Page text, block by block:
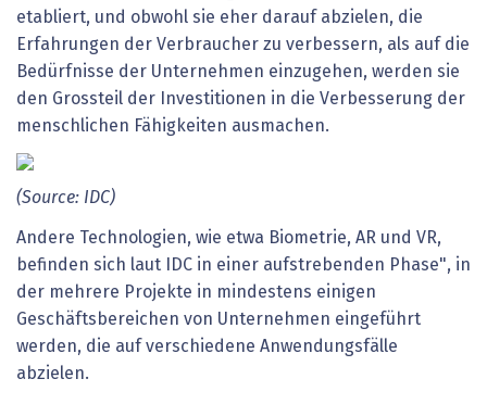
etabliert, und obwohl sie eher darauf abzielen, die
Erfahrungen der Verbraucher zu verbessern, als auf die
Bedürfnisse der Unternehmen einzugehen, werden sie
den Grossteil der Investitionen in die Verbesserung der
menschlichen Fähigkeiten ausmachen.
(Source: IDC)
Andere Technologien, wie etwa Biometrie, AR und VR,
befinden sich laut IDC in einer aufstrebenden Phase", in
der mehrere Projekte in mindestens einigen
Geschäftsbereichen von Unternehmen eingeführt
werden, die auf verschiedene Anwendungsfälle
abzielen.